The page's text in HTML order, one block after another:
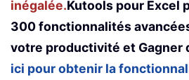
inégalée.Kutools pour Excel
300 fonctionnalités
votre productivité et Gagner
ici pour obtenir la